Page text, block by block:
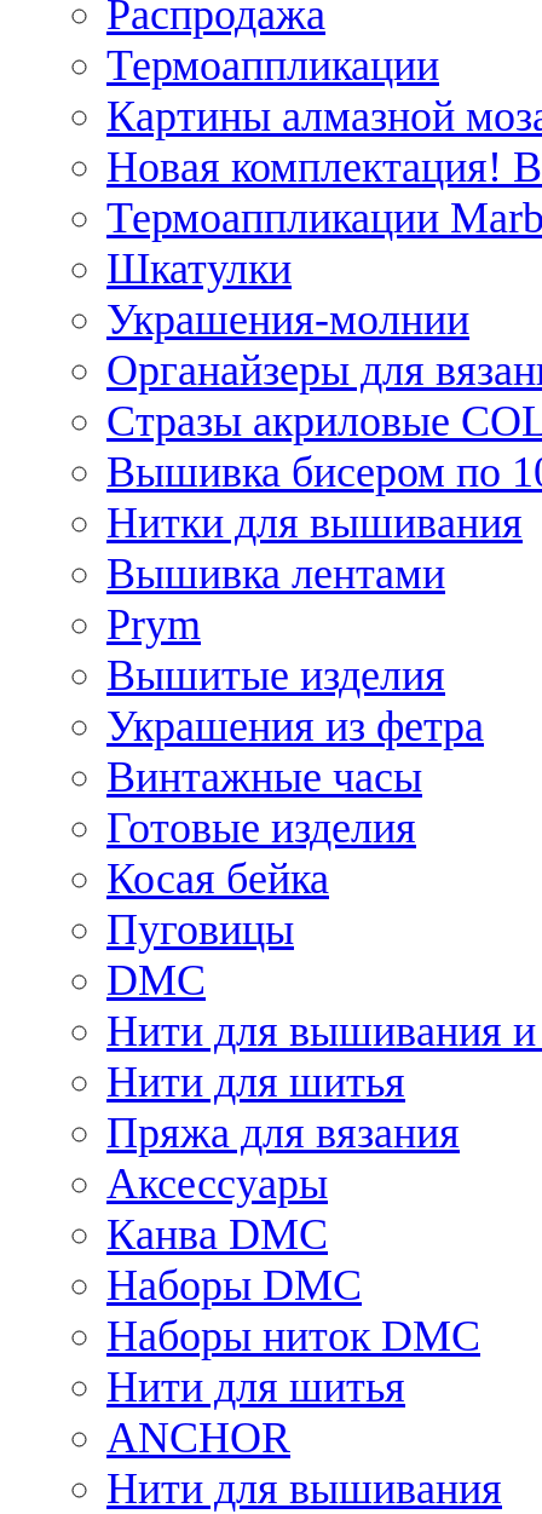
Распродажа
Термоаппликации
Картины алмазной
Новая комплектация!
Термоаппликации
Шкатулки
Украшения-молнии
Органайзеры для
Стразы акриловые
Вышивка бисером по
Нитки для вышивания
Вышивка лентами
Prym
Вышитые изделия
Украшения из фетра
Винтажные часы
Готовые изделия
Косая бейка
Пуговицы
DMC
Нити для вышивания и
Нити для шитья
Пряжа для вязания
Аксессуары
Канва DMC
Наборы DMC
Наборы ниток DMC
Нити для шитья
ANCHOR
Нити для вышивания